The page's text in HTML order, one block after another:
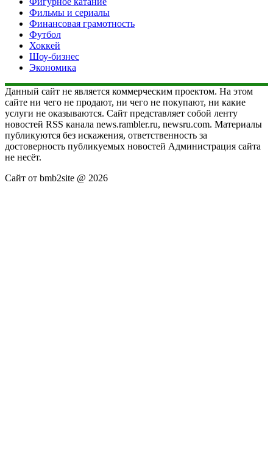
Фильмы и сериалы
Финансовая грамотность
Футбол
Хоккей
Шоу-бизнес
Экономика
Данный сайт не является коммерческим проектом. На этом
сайте ни чего не продают, ни чего не покупают, ни какие
услуги не оказываются. Сайт представляет собой ленту
новостей RSS канала news.rambler.ru, newsru.com. Материалы
публикуются без искажения, ответственность за
достоверность публикуемых новостей Администрация сайта
не несёт.
Сайт от bmb2site @ 2026